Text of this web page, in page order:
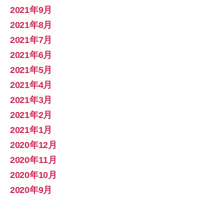
2021年9月
2021年8月
2021年7月
2021年6月
2021年5月
2021年4月
2021年3月
2021年2月
2021年1月
2020年12月
2020年11月
2020年10月
2020年9月